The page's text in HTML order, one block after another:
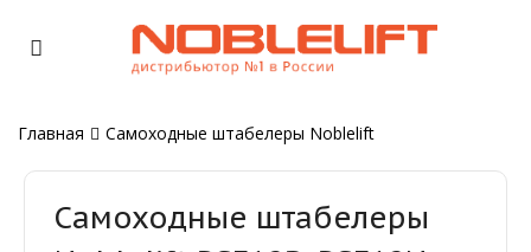
Главная Самоходные штабелеры Noblelift
Самоходные штабелеры